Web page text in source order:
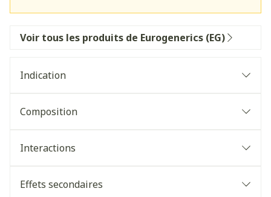
Voir tous les produits de Eurogenerics (EG)
Indication
Composition
Interactions
Effets secondaires